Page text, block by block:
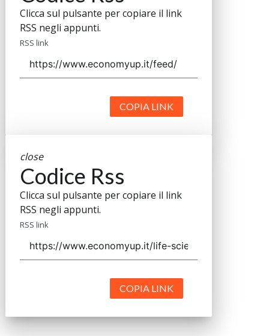
Clicca sul pulsante per copiare il link
RSS negli appunti.
RSS link
COPIA LINK
close
Codice Rss
Clicca sul pulsante per copiare il link
RSS negli appunti.
RSS link
COPIA LINK